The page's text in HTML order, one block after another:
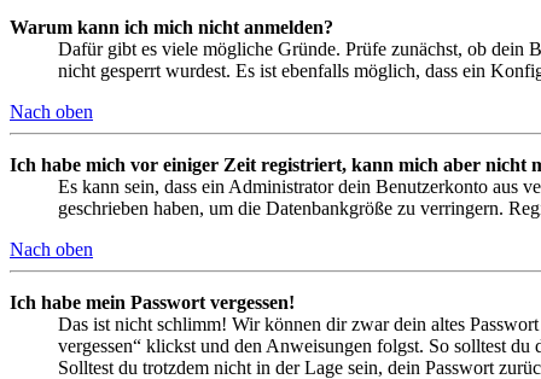
Warum kann ich mich nicht anmelden?
Dafür gibt es viele mögliche Gründe. Prüfe zunächst, ob dein
nicht gesperrt wurdest. Es ist ebenfalls möglich, dass ein
Nach oben
Ich habe mich vor einiger Zeit registriert, kann mich aber nicht
Es kann sein, dass ein Administrator dein Benutzerkonto aus
geschrieben haben, um die Datenbankgröße zu verringern.
Nach oben
Ich habe mein Passwort vergessen!
Das ist nicht schlimm! Wir können dir zwar dein altes
vergessen“ klickst und den Anweisungen folgst. So solltest
Solltest du trotzdem nicht in der Lage sein, dein Passwort